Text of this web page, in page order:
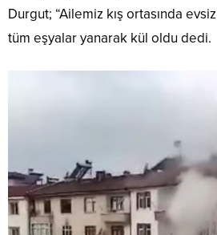
Durgut; “Ailemiz kış ortasında
tüm eşyalar yanarak kül oldu dedi.